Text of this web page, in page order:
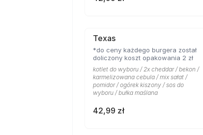
Texas
*do ceny każdego burgera został
doliczony koszt opakowania 2 zł
kotlet do wyboru / 2x cheddar / bekon /
karmelizowana cebula / mix sałat /
pomidor / ogórek kiszony / sos do
wyboru / bułka maślana
42,99 zł